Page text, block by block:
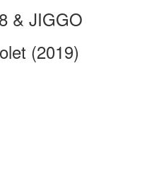
& JIGGO
(2019)